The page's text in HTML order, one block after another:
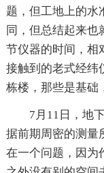
题，但工地上的水
同，但总结起来也
节仪器的时间，相
接触到的老式经纬
栋楼，那些是基础
7月11日，地
据前期周密的测量
在一个问题，因为